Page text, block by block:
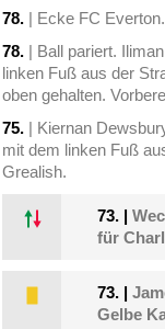
78. | Ecke FC
78. | Ball pariert.
linken Fuß aus der
oben gehalten.
75. | Kiernan
mit dem linken Fuß
Grealish.
73. |
für
73. |
Gelbe